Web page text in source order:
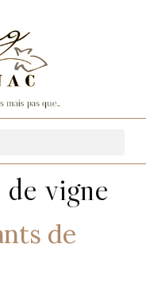
vigne
de